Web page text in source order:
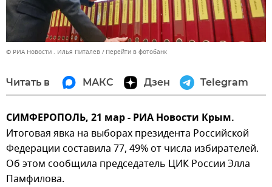
© РИА Новости . Илья Питалев Перейти в фотобанк
Читать в МАКС Дзен Telegram
СИМФЕРОПОЛЬ, 21 мар - РИА Новости Крым.
Итоговая явка на выборах президента Российской
Федерации составила 77, 49% от числа избирателей.
Об этом сообщила председатель ЦИК России Элла
Памфилова.